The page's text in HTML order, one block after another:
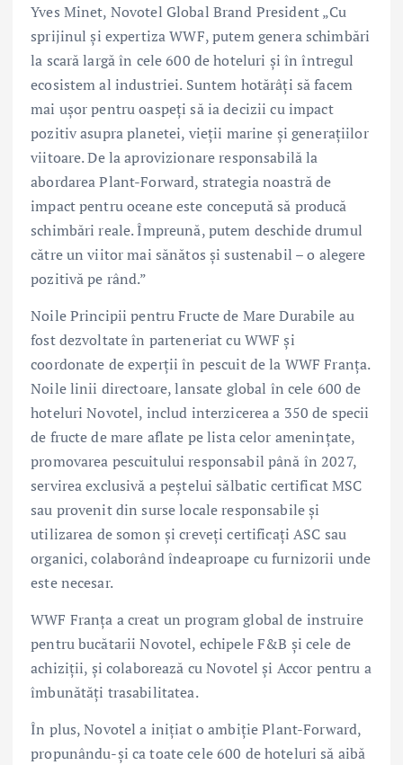
Yves Minet, Novotel Global Brand President „Cu
sprijinul și expertiza WWF, putem genera schimbări
la scară largă în cele 600 de hoteluri și în întregul
ecosistem al industriei. Suntem hotărâți să facem
mai ușor pentru oaspeți să ia decizii cu impact
pozitiv asupra planetei, vieții marine și generațiilor
viitoare. De la aprovizionare responsabilă la
abordarea Plant-Forward, strategia noastră de
impact pentru oceane este concepută să producă
schimbări reale. Împreună, putem deschide drumul
către un viitor mai sănătos și sustenabil – o alegere
pozitivă pe rând.”
Noile Principii pentru Fructe de Mare Durabile au
fost dezvoltate în parteneriat cu WWF și
coordonate de experții în pescuit de la WWF Franța.
Noile linii directoare, lansate global în cele 600 de
hoteluri Novotel, includ interzicerea a 350 de specii
de fructe de mare aflate pe lista celor amenințate,
promovarea pescuitului responsabil până în 2027,
servirea exclusivă a peștelui sălbatic certificat MSC
sau provenit din surse locale responsabile și
utilizarea de somon și creveți certificați ASC sau
organici, colaborând îndeaproape cu furnizorii unde
este necesar.
WWF Franța a creat un program global de instruire
pentru bucătarii Novotel, echipele F&B și cele de
achiziții, și colaborează cu Novotel și Accor pentru a
îmbunătăți trasabilitatea.
În plus, Novotel a inițiat o ambiție Plant-Forward,
propunându-și ca toate cele 600 de hoteluri să aibă